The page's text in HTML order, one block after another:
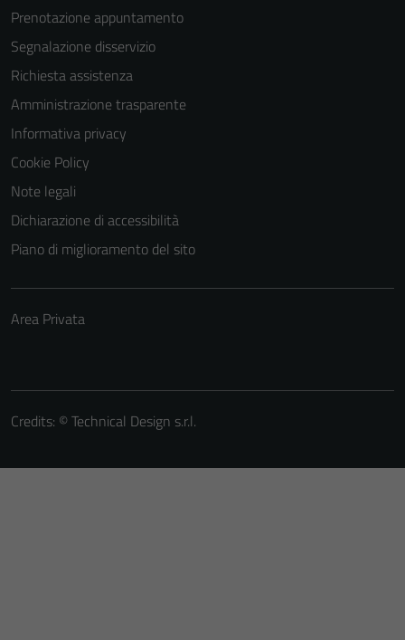
Prenotazione appuntamento
Segnalazione disservizio
Richiesta assistenza
Amministrazione trasparente
Informativa privacy
Cookie Policy
Note legali
Dichiarazione di accessibilità
Piano di miglioramento del sito
Area Privata
Credits: ©Technical Design s.r.l.